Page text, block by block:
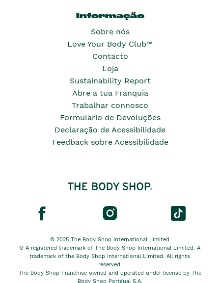
Informação
Sobre nós
Love Your Body Club™
Contacto
Loja
Sustainability Report
Abre a tua Franquia
Trabalhar connosco
Formulario de Devoluções
Declaração de Acessibilidade
Feedback sobre Acessibilidade
© 2025 The Body Shop International Limited
® A registered trademark of The Body Shop International Limited. A
trademark of the Body Shop International Limited. All rights
reserved.
The Body Shop Franchise owned and operated under license by The
Body Shop Portgual S.A.